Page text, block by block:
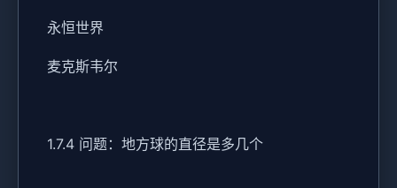
永恒世界
麦克斯韦尔
1.7.4 问题：地方球的直径是多几个